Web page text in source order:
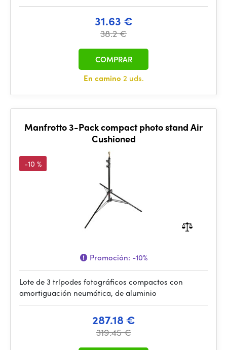
31.63 €
38.2 €
En camino 2 uds.
COMPRAR
Manfrotto 3-Pack compact photo stand Air
Cushioned
-10 %
Promoción: -10%
Lote de 3 trípodes fotográficos compactos con
amortiguación neumática, de aluminio
287.18 €
319.45 €